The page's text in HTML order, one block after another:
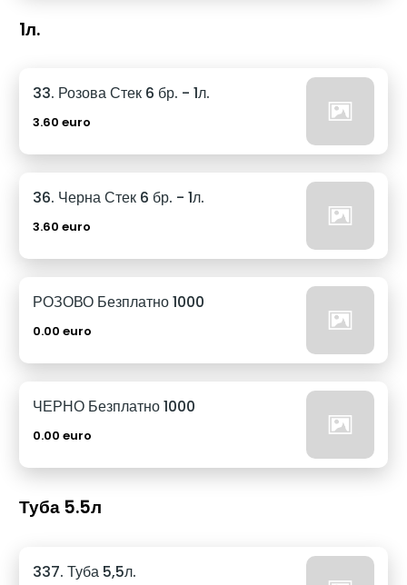
1л.
33. Розова Стек 6 бр. - 1л.
3.60 euro
36. Черна Стек 6 бр. - 1л.
3.60 euro
РОЗОВО Безплатно 1000
0.00 euro
ЧЕРНО Безплатно 1000
0.00 euro
Туба 5.5л
337. Туба 5,5л.